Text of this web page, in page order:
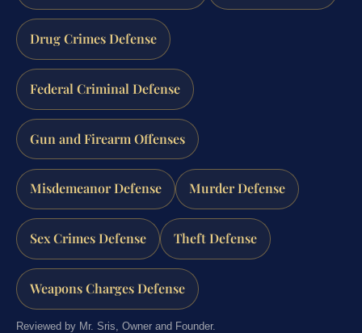
Drug Crimes Defense
Federal Criminal Defense
Gun and Firearm Offenses
Misdemeanor Defense Murder Defense
Sex Crimes Defense Theft Defense
Weapons Charges Defense
Reviewed by Mr. Sris, Owner and Founder.